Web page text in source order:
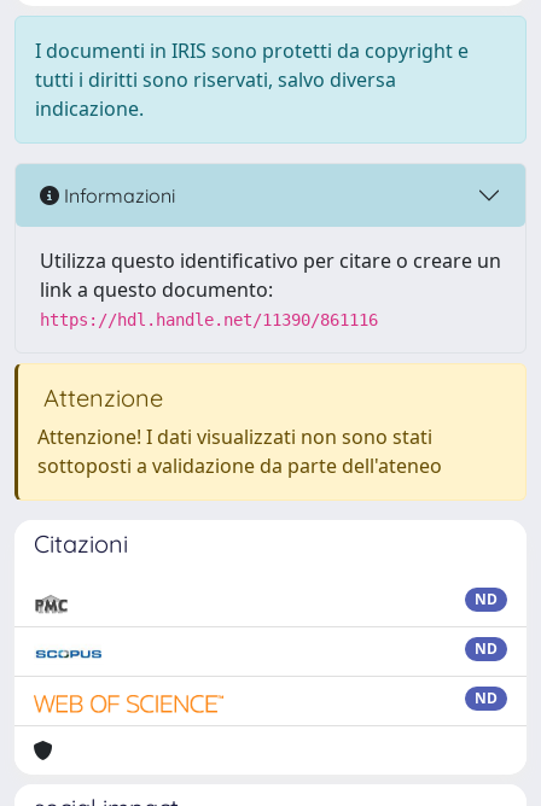
I documenti in IRIS sono protetti da copyright e
tutti i diritti sono riservati, salvo diversa
indicazione.
Informazioni
Utilizza questo identificativo per citare o creare un
link a questo documento:
https://hdl.handle.net/11390/861116
Attenzione
Attenzione! I dati visualizzati non sono stati
sottoposti a validazione da parte dell'ateneo
Citazioni
ND
ND
ND